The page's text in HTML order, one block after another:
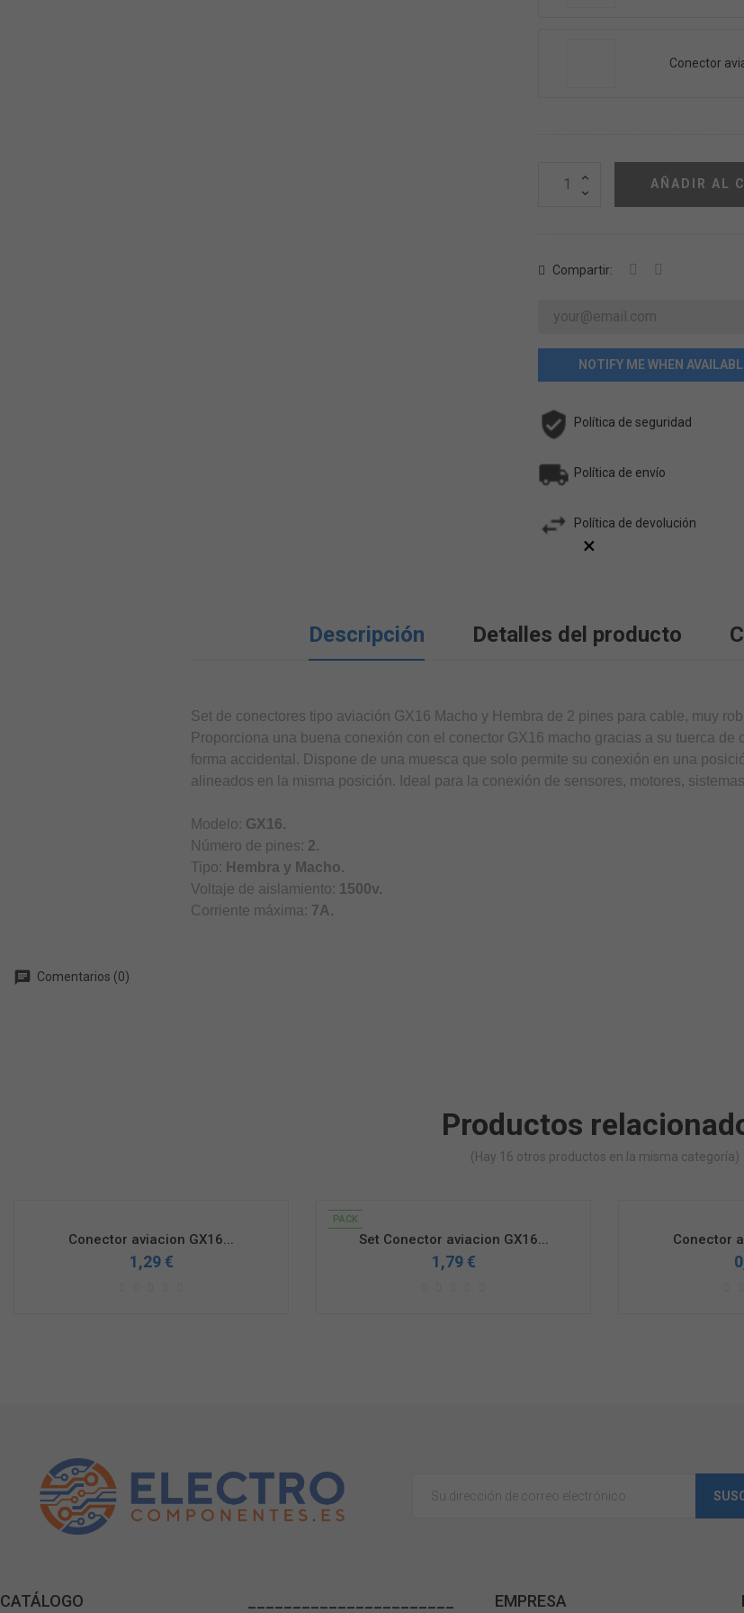
Conector
AÑADIR AL
Compartir:
NOTIFY ME WHEN
Política de seguridad
Política de envío
Política de devolución
Descripción Detalles del producto
Set de conectores tipo aviación GX16 Macho y Hembra de 2 pines para cable, muy
Proporciona una buena conexión con el conector GX16 macho gracias a su tuerca
forma accidental. Dispone de una muesca que solo permite su conexión en una
alineados en la misma posición. Ideal para la conexión de sensores, motores,
Modelo: GX16.
Número de pines: 2.
Tipo: Hembra y Macho.
Voltaje de aislamiento: 1500v.
Corriente máxima: 7A.
chat Comentarios (0)
Productos
(Hay 16 otros productos en la misma categoría)
Conector aviacion GX16...
1,29 €
PACK
Set Conector aviacion GX16...
1,79 €
Conector
CATÁLOGO EMPRESA
×